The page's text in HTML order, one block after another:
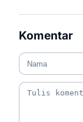
Komentar